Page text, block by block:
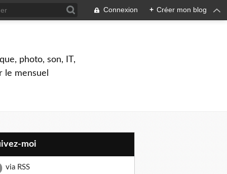
Connexion + Créer mon blog
photo, son, IT,
le mensuel
moi
via RSS